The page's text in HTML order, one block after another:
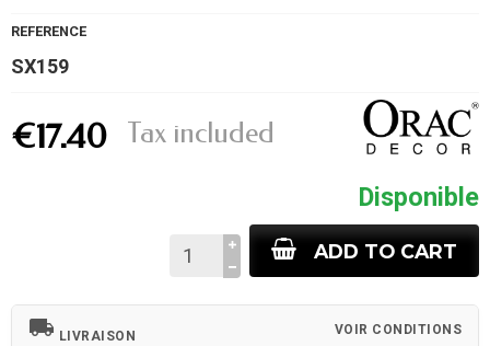
REFERENCE
SX159
€17.40 Tax included
Disponible
ADD TO CART
local_shipping LIVRAISON VOIR CONDITIONS